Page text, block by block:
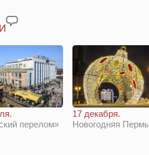
перелом»
17 декабря.
Новогодняя Пермь